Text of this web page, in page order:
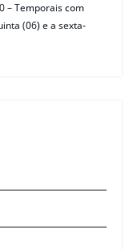
– Temporais com
(06) e a sexta-